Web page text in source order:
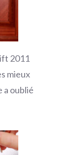
2011
mieux
a oublié